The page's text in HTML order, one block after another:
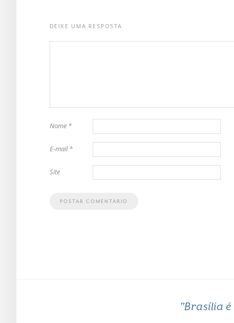
DEIXE UMA RESPOSTA
Nome *
E-mail*
Site
"Brasília